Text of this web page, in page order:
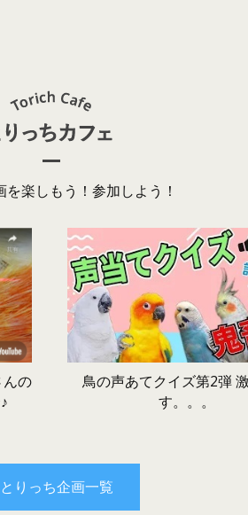
を楽しもう！参加しよう！
んの
鳥の声あてクイズ第2弾
す。。。
とりっち企画一覧